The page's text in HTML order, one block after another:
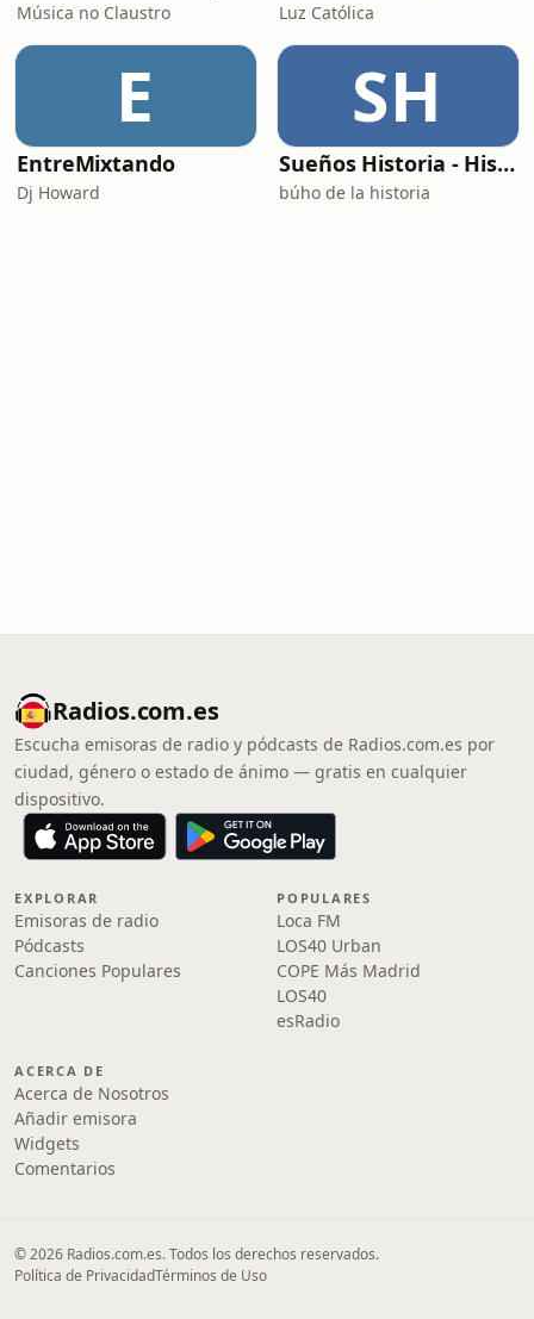
Música no Claustro Luz Católica
E
EntreMixtando
Dj Howard
SH
Sueños Historia - Histórico Podcast de historia relajada para dormir
búho de la historia
Radios.com.es
Escucha emisoras de radio y pódcasts de Radios.com.es por
ciudad, género o estado de ánimo — gratis en cualquier
dispositivo.
EXPLORAR
Emisoras de radio
Pódcasts
Canciones Populares
POPULARES
Loca FM
LOS40 Urban
COPE Más Madrid
LOS40
esRadio
ACERCA DE
Acerca de Nosotros
Añadir emisora
Widgets
Comentarios
© 2026 Radios.com.es. Todos los derechos reservados.
Política de PrivacidadTérminos de Uso